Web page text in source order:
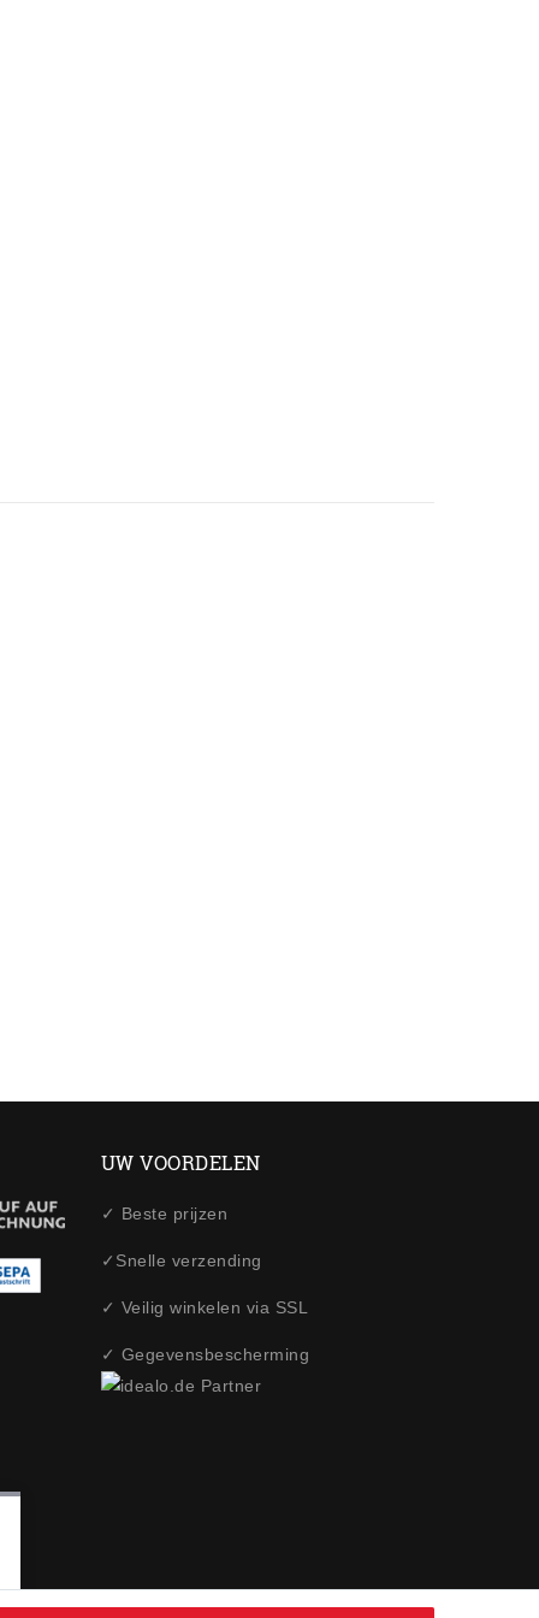
UW VOORDELEN
✓ Beste prijzen
✓Snelle verzending
✓ Veilig winkelen via SSL
✓ Gegevensbescherming